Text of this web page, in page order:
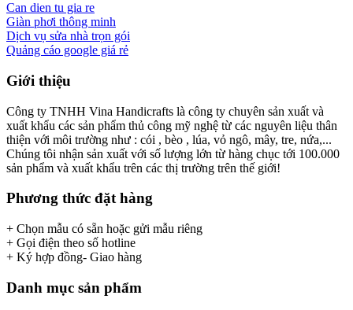
Can dien tu gia re
Giàn phơi thông minh
Dịch vụ sửa nhà trọn gói
Quảng cáo google giá rẻ
Giới thiệu
Công ty TNHH Vina Handicrafts là công ty chuyên sản xuất và
xuất khẩu các sản phẩm thủ công mỹ nghệ từ các nguyên liệu thân
thiện với môi trường như : cói , bèo , lúa, vỏ ngô, mây, tre, nứa,...
Chúng tôi nhận sản xuất với số lượng lớn từ hàng chục tới 100.000
sản phẩm và xuất khẩu trên các thị trường trên thế giới!
Phương thức đặt hàng
+ Chọn mẫu có sẵn hoặc gửi mẫu riêng
+ Gọi điện theo số hotline
+ Ký hợp đồng- Giao hàng
Danh mục sản phẩm